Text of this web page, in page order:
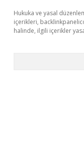
Hukuka ve yasal
içerikleri,
halinde, ilgili içerikler